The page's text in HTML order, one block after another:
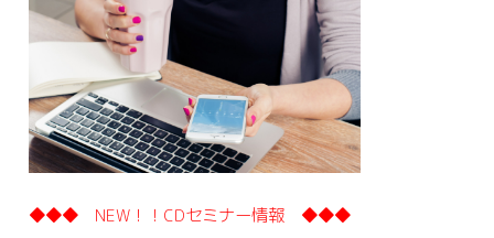
◆◆◆ NEW！！CDセミナー情報 ◆◆◆